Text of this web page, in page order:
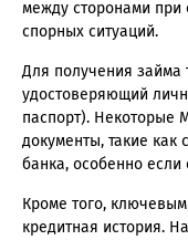
между сторонами
спорных ситуаций.
Для получения займа
удостоверяющий
паспорт). Некоторые
документы, такие как
банка, особенно если
Кроме того,
кредитная история.